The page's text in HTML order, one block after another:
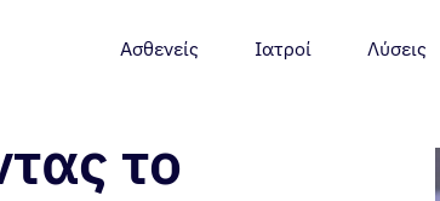
Ασθενείς Ιατροί Λύσεις
το